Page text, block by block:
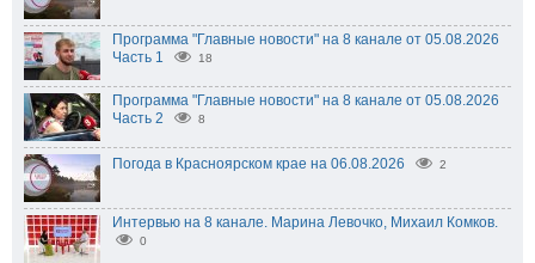
Программа "Главные новости" на 8 канале от 05.08.2026
Часть 1
18
Программа "Главные новости" на 8 канале от 05.08.2026
Часть 2
8
Погода в Красноярском крае на 06.08.2026 2
Интервью на 8 канале. Марина Левочко, Михаил Комков.
0